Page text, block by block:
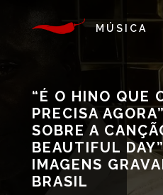
MÚSICA
“É O HINO QUE
PRECISA
SOBRE A
BEAUTIFUL
IMAGENS
BRASIL